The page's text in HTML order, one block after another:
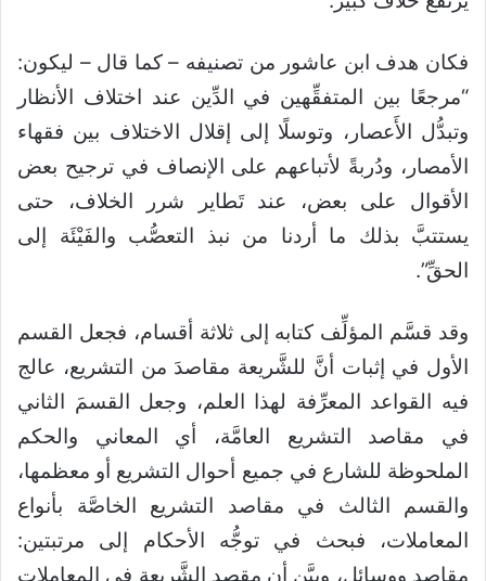
فكان هدف ابن عاشور من تصنيفه – كما قال – ليكون:
“مرجعًا بين المتفقِّهين في الدِّين عند اختلاف الأنظار
وتبدُّل الأَعصار، وتوسلًا إلى إقلال الاختلاف بين فقهاء
الأمصار، ودُربةً لأتباعهم على الإنصاف في ترجيح بعض
الأقوال على بعض، عند تَطاير شرر الخلاف، حتى
يستتبَّ بذلك ما أردنا من نبذ التعصُّب والفَيْئَة إلى
الحقِّ”.
وقد قسَّم المؤلِّف كتابه إلى ثلاثة أقسام، فجعل القسم
الأول في إثبات أنَّ للشَّريعة مقاصدَ من التشريع، عالج
فيه القواعد المعرِّفة لهذا العلم، وجعل القسمَ الثاني
في مقاصد التشريع العامَّة، أي المعاني والحكم
الملحوظة للشارع في جميع أحوال التشريع أو معظمها،
والقسم الثالث في مقاصد التشريع الخاصَّة بأنواع
المعاملات، فبحث في توجُّه الأحكام إلى مرتبتين:
مقاصد ووسائل، وبيَّن أن مقصد الشَّريعة في المعاملات